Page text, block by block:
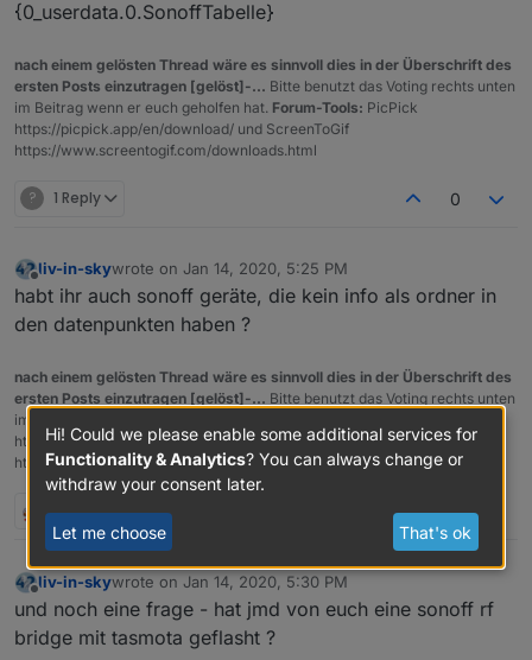
{0_userdata.0.SonoffTabelle}
nach einem gelösten Thread wäre es sinnvoll dies in der Überschrift des
ersten Posts einzutragen [gelöst]-... Bitte benutzt das Voting rechts unten
im Beitrag wenn er euch geholfen hat. Forum-Tools: PicPick
https://picpick.app/en/download/ und ScreenToGif
https://www.screentogif.com/downloads.html
? 1 Reply 0
Offline
liv-in-skywrote on Jan 14, 2020, 5:25 PM
last edited by
habt ihr auch sonoff geräte, die kein info als ordner in
den datenpunkten haben ?
nach einem gelösten Thread wäre es sinnvoll dies in der Überschrift des
ersten Posts einzutragen [gelöst]-... Bitte benutzt das Voting rechts unten
im Beitrag wenn er euch geholfen hat.
https://picpick.app/en/download/ und ScreenToGif
https://www.screentogif.com/downloads.html
1 Reply 0
Offline
liv-in-skywrote on Jan 14, 2020, 5:30 PM
last edited by
und noch eine frage - hat jmd von euch eine sonoff rf
bridge mit tasmota geflasht ?
Hi! Could we please enable some additional services for
Functionality & Analytics? You can always change or
withdraw your consent later.
Let me choose That's ok